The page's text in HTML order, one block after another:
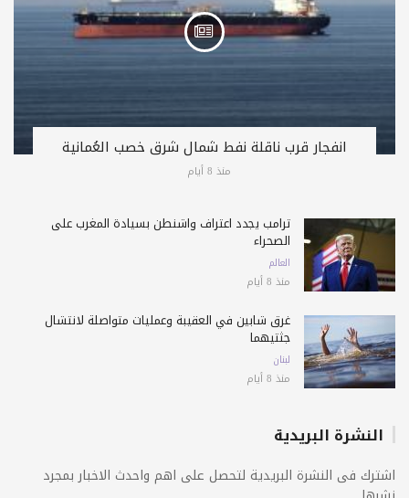
انفجار قرب ناقلة نفط شمال شرق خصب العُمانية
منذ 8 أيام
ترامب يجدد اعتراف واشنطن بسيادة المغرب على
الصحراء
العالم
منذ 8 أيام
غرق شابين في العقيبة وعمليات متواصلة لانتشال
جثتيهما
لبنان
منذ 8 أيام
النشرة البريدية
اشترك فى النشرة البريدية لتحصل على اهم واحدث الاخبار بمجرد